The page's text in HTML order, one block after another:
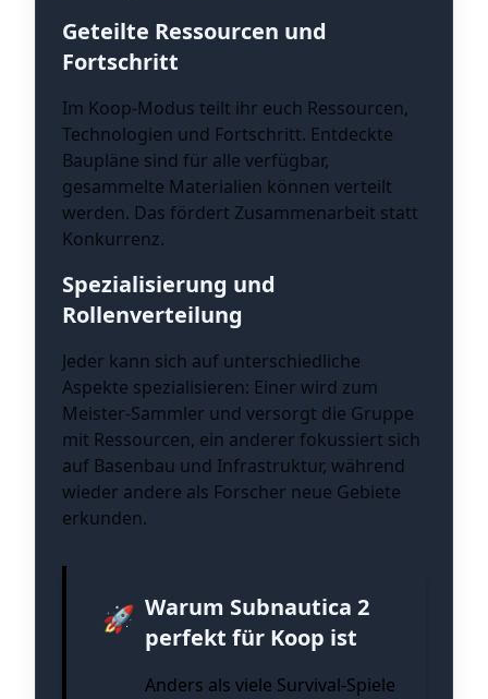
Geteilte Ressourcen und
Fortschritt
Im Koop-Modus teilt ihr euch Ressourcen,
Technologien und Fortschritt. Entdeckte
Baupläne sind für alle verfügbar,
gesammelte Materialien können verteilt
werden. Das fördert Zusammenarbeit statt
Konkurrenz.
Spezialisierung und
Rollenverteilung
Jeder kann sich auf unterschiedliche
Aspekte spezialisieren: Einer wird zum
Meister-Sammler und versorgt die Gruppe
mit Ressourcen, ein anderer fokussiert sich
auf Basenbau und Infrastruktur, während
wieder andere als Forscher neue Gebiete
erkunden.
🚀 Warum Subnautica 2
perfekt für Koop ist
Anders als viele Survival-Spiele